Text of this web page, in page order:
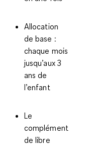
Allocation
de base :
chaque mois
jusqu’aux 3
ans de
l’enfant
Le
complément
de libre